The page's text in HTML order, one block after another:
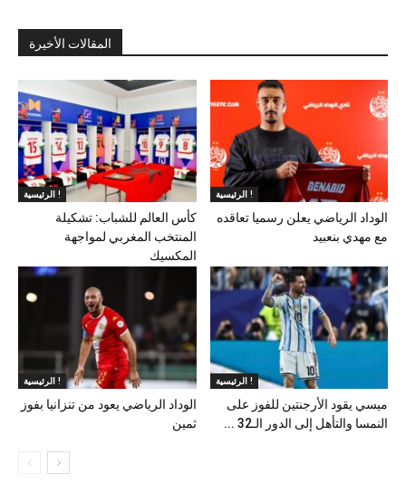
المقالات الأخيرة
الرئيسية !
كأس العالم للشباب: تشكيلة
المنتخب المغربي لمواجهة
المكسيك
الرئيسية !
الوداد الرياضي يعلن رسميا تعاقده
مع مهدي بنعبيد
الرئيسية !
الوداد الرياضي يعود من تنزانيا بفوز
ثمين
الرئيسية !
ميسي يقود الأرجنتين للفوز على
النمسا والتأهل إلى الدور الـ32 ...